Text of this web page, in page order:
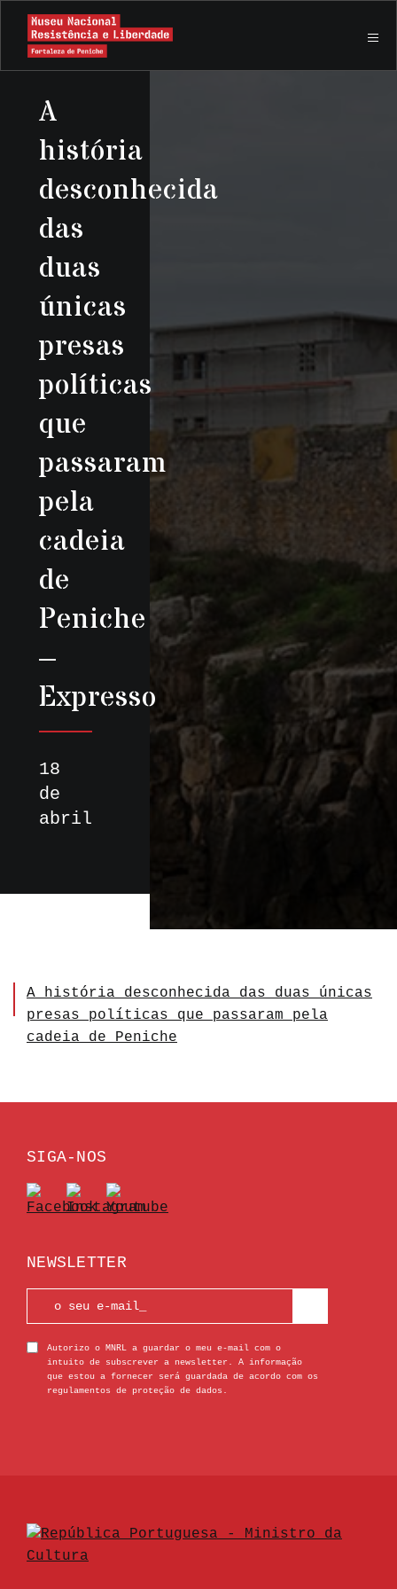
A
história
desconhecida
das
duas
únicas
presas
políticas
que
passaram
pela
cadeia
de
Peniche
–
Expresso
18
de
abril
A história desconhecida das duas únicas
presas políticas que passaram pela
cadeia de Peniche
SIGA-NOS
NEWSLETTER
Autorizo o MNRL a guardar o meu e-mail com o
intuito de subscrever a newsletter. A informação
que estou a fornecer será guardada de acordo com os
regulamentos de proteção de dados.